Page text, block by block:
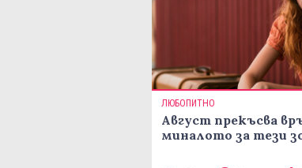
ЛЮБОПИТНО
Август прекъсва
миналото за тези